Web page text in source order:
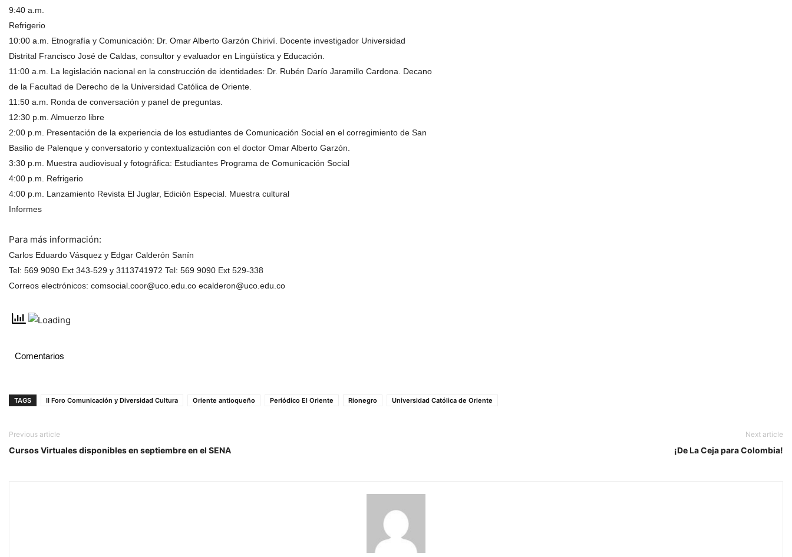
9:40 a.m.
Refrigerio
10:00 a.m. Etnografía y Comunicación: Dr. Omar Alberto Garzón Chiriví. Docente investigador Universidad
Distrital Francisco José de Caldas, consultor y evaluador en Lingüística y Educación.
11:00 a.m. La legislación nacional en la construcción de identidades: Dr. Rubén Darío Jaramillo Cardona. Decano
de la Facultad de Derecho de la Universidad Católica de Oriente.
11:50 a.m. Ronda de conversación y panel de preguntas.
12:30 p.m. Almuerzo libre
2:00 p.m. Presentación de la experiencia de los estudiantes de Comunicación Social en el corregimiento de San
Basilio de Palenque y conversatorio y contextualización con el doctor Omar Alberto Garzón.
3:30 p.m. Muestra audiovisual y fotográfica: Estudiantes Programa de Comunicación Social
4:00 p.m. Refrigerio
4:00 p.m. Lanzamiento Revista El Juglar, Edición Especial. Muestra cultural
Informes
Para más información:
Carlos Eduardo Vásquez y Edgar Calderón Sanín
Tel: 569 9090 Ext 343-529 y 3113741972 Tel: 569 9090 Ext 529-338
Correos electrónicos: comsocial.coor@uco.edu.co ecalderon@uco.edu.co
Comentarios
TAGS II Foro Comunicación y Diversidad Cultura Oriente antioqueño Periódico El Oriente Rionegro Universidad Católica de Oriente
Previous article
Cursos Virtuales disponibles en septiembre en el SENA
Next article
¡De La Ceja para Colombia!